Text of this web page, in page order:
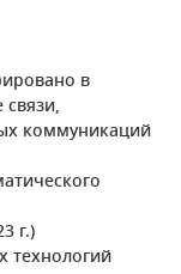
в
коммуникаций
г.)
технологий